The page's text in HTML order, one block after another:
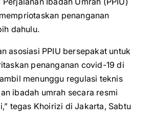
penanganan
dahulu.
asosiasi PPIU bersepakat untuk
penanganan covid-19 di
menunggu regulasi teknis
ibadah umrah secara resmi
tegas Khoirizi di Jakarta, Sabtu